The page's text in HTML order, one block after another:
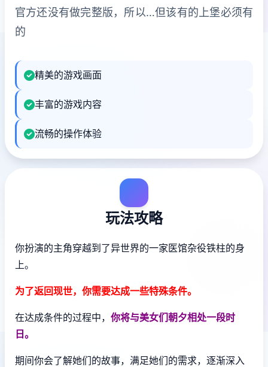
官方还没有做完整版，所以…但该有的上堡必须有
的
精美的游戏画面
丰富的游戏内容
流畅的操作体验
玩法攻略
你扮演的主角穿越到了异世界的一家医馆杂役铁柱的身
上。
为了返回现世，你需要达成一些特殊条件。
在达成条件的过程中， 你将与美女们朝夕相处一段时
日。
期间你会了解她们的故事，满足她们的需求，逐渐深入